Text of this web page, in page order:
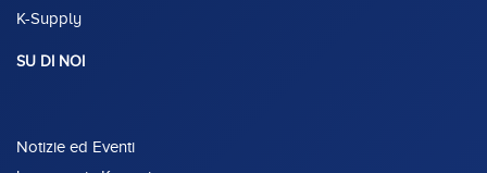
K-Supply
SU DI NOI
Notizie ed Eventi